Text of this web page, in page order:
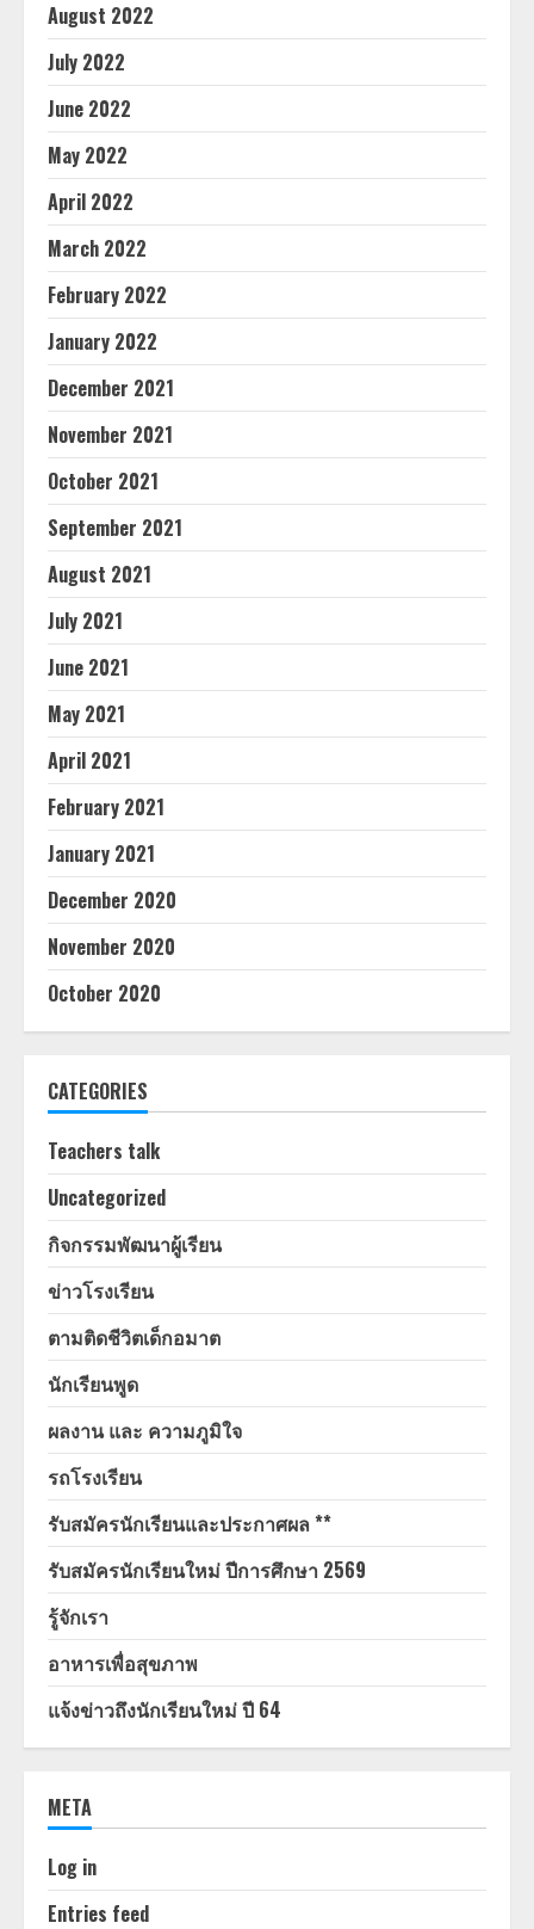
August 2022
July 2022
June 2022
May 2022
April 2022
March 2022
February 2022
January 2022
December 2021
November 2021
October 2021
September 2021
August 2021
July 2021
June 2021
May 2021
April 2021
February 2021
January 2021
December 2020
November 2020
October 2020
CATEGORIES
Teachers talk
Uncategorized
กิจกรรมพัฒนาผู้เรียน
ข่าวโรงเรียน
ตามติดชีวิตเด็กอมาต
นักเรียนพูด
ผลงาน และ ความภูมิใจ
รถโรงเรียน
รับสมัครนักเรียนและประกาศผล **
รับสมัครนักเรียนใหม่ ปีการศึกษา 2569
รู้จักเรา
อาหารเพื่อสุขภาพ
แจ้งข่าวถึงนักเรียนใหม่ ปี 64
META
Log in
Entries feed